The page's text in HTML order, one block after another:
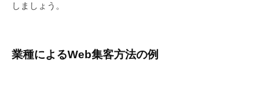
しましょう。
業種によるWeb集客方法の例